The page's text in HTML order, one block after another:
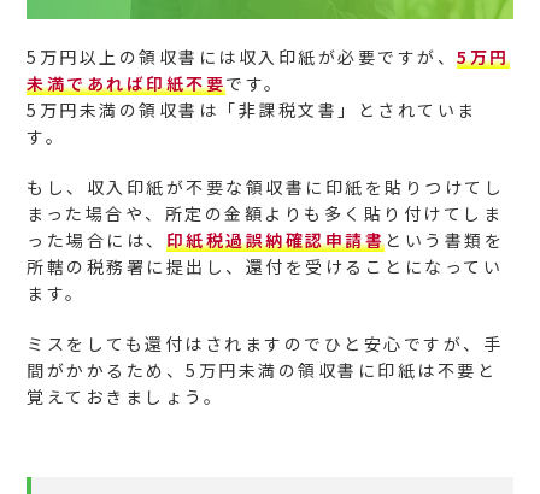
5万円以上の領収書には収入印紙が必要ですが、5万円
未満であれば印紙不要です。
5万円未満の領収書は「非課税文書」とされていま
す。
もし、収入印紙が不要な領収書に印紙を貼りつけてし
まった場合や、所定の金額よりも多く貼り付けてしま
った場合には、 印紙税過誤納確認申請書という書類を
所轄の税務署に提出し、還付を受けることになってい
ます。
ミスをしても還付はされますのでひと安心ですが、手
間がかかるため、5万円未満の領収書に印紙は不要と
覚えておきましょう。